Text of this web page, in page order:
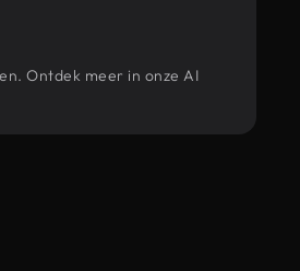
Ontdek meer in onze AI